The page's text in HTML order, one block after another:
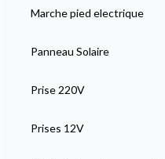
Marche pied electrique
Panneau Solaire
Prise 220V
Prises 12V